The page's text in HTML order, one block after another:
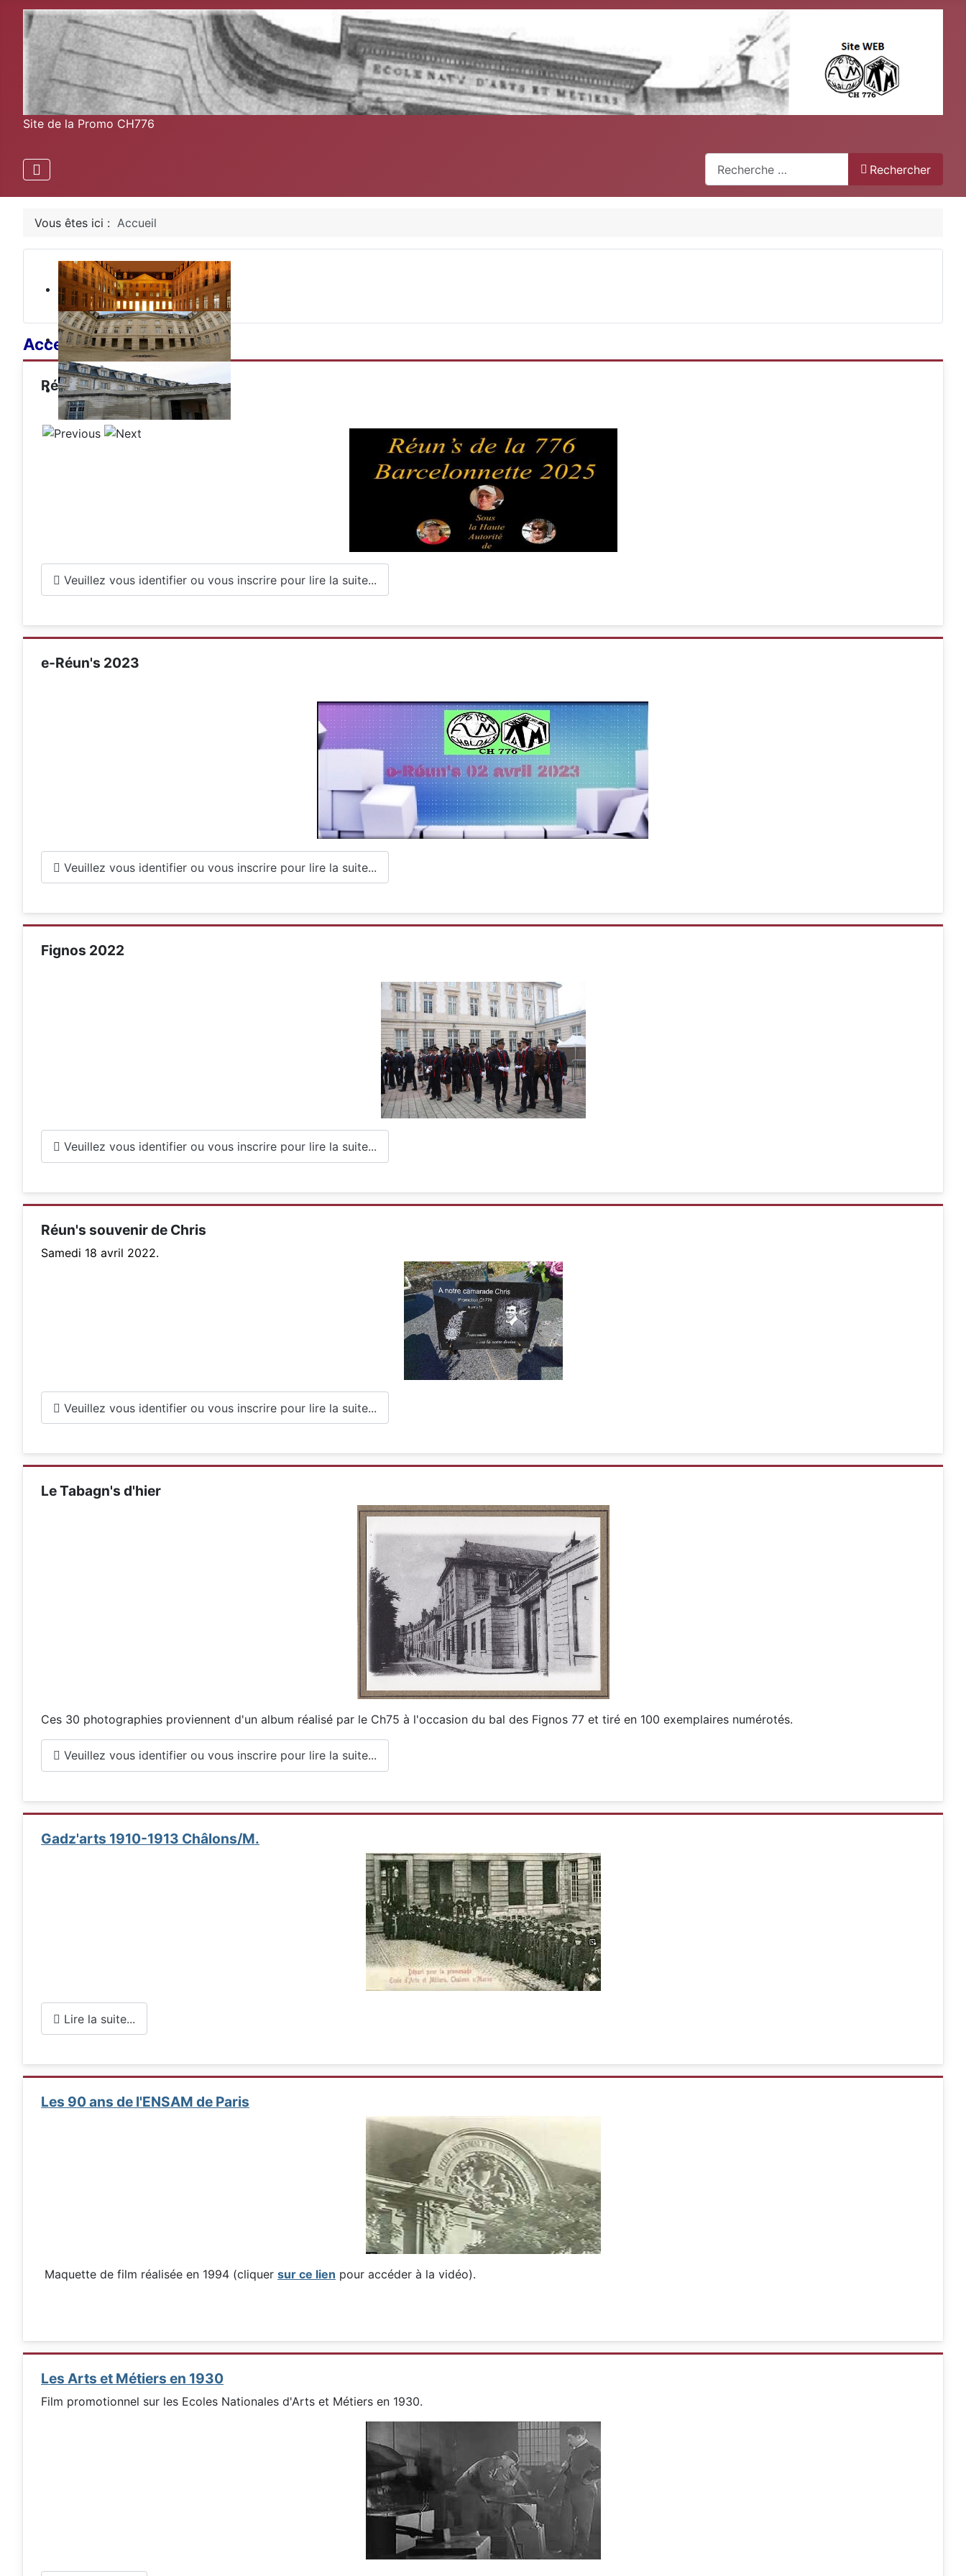
Site de la Promo CH776
Rechercher
Vous êtes ici : Accueil
Acceuil ch776
Réun's Pentecôte et autres
Veuillez vous identifier ou vous inscrire pour lire la suite...
e-Réun's 2023
Veuillez vous identifier ou vous inscrire pour lire la suite...
Fignos 2022
Veuillez vous identifier ou vous inscrire pour lire la suite...
Réun's souvenir de Chris
Samedi 18 avril 2022.
Veuillez vous identifier ou vous inscrire pour lire la suite...
Le Tabagn's d'hier
Ces 30 photographies proviennent d'un album réalisé par le Ch75 à l'occasion du bal des Fignos 77 et tiré en 100 exemplaires numérotés.
Veuillez vous identifier ou vous inscrire pour lire la suite...
Gadz'arts 1910-1913 Châlons/M.
Lire la suite...
Les 90 ans de l'ENSAM de Paris
Maquette de film réalisée en 1994 (cliquer sur ce lien pour accéder à la vidéo).
Les Arts et Métiers en 1930
Film promotionnel sur les Ecoles Nationales d'Arts et Métiers en 1930.